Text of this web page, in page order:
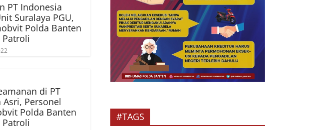
PT Indonesia
Suralaya PGU,
Polda Banten
Patroli
di PT
Asri, Personel
Polda Banten
Patroli
#TAGS